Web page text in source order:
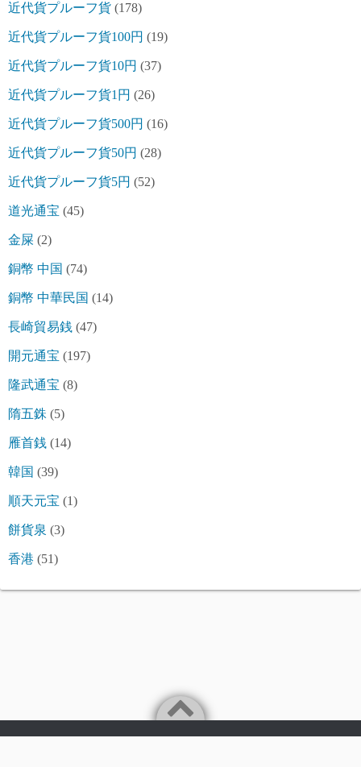
近代貨プルーフ貨 (178)
近代貨プルーフ貨100円 (19)
近代貨プルーフ貨10円 (37)
近代貨プルーフ貨1円 (26)
近代貨プルーフ貨500円 (16)
近代貨プルーフ貨50円 (28)
近代貨プルーフ貨5円 (52)
道光通宝 (45)
金屎 (2)
銅幣 中国 (74)
銅幣 中華民国 (14)
長崎貿易銭 (47)
開元通宝 (197)
隆武通宝 (8)
隋五銖 (5)
雁首銭 (14)
韓国 (39)
順天元宝 (1)
餅貨泉 (3)
香港 (51)